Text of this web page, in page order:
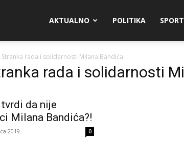
AKTUALNO POLITIKA SPORT
Stranka rada i solidarnosti Milana Bandića
rada i solidarnosti
da nije
Milana Bandića?!
2019. 0